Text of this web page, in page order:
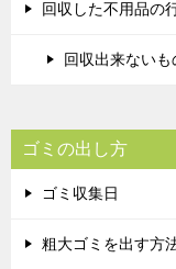
回収した不用品の
回収出来ないも
ゴミの出し方
ゴミ収集日
粗大ゴミを出す方